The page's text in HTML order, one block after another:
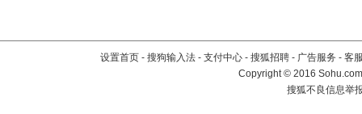
设置首页 - 搜狗输入法 - 支付中心 - 搜狐招聘 - 广告服务 - 客
Copyright©2016
搜狐不良信息举